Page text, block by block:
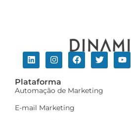
Plataforma
Automação de Marketing
E-mail Marketing